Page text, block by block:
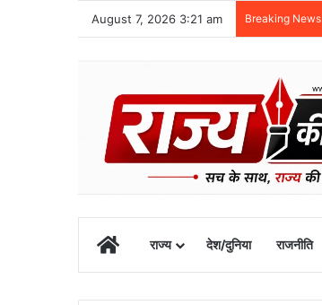
August 7, 2026 3:21 am Breaking News
Homeराज्य देश/दुनिया राजनीति